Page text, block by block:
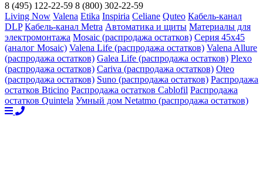
8 (495) 122-22-59 8 (800) 302-22-59
Living Now Valena Etika Inspiria Celiane Quteo Кабель-канал
DLP Кабель-канал Metra Автоматика и щиты Материалы для
электромонтажа Mosaic (распродажа остатков) Серия 45х45
(аналог Mosaic) Valena Life (распродажа остатков) Valena Allure
(распродажа остатков) Galea Life (распродажа остатков) Plexo
(распродажа остатков) Cariva (распродажа остатков) Oteo
(распродажа остатков) Suno (распродажа остатков) Распродажа
остатков Bticino Распродажа остатков Cablofil Распродажа
остатков Quintela Умный дом Netatmo (распродажа остатков)